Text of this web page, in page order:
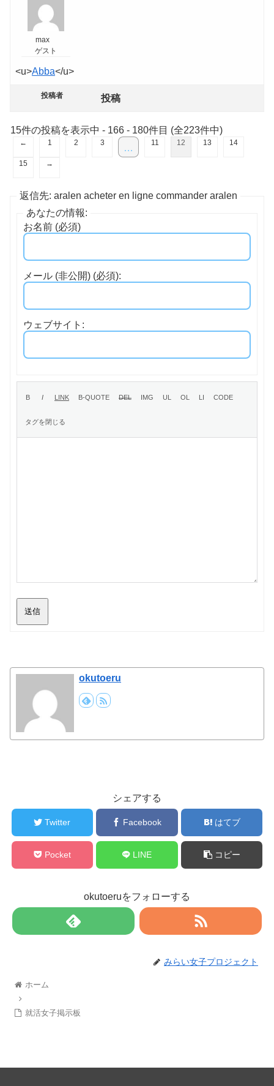
max
ゲスト
<u>Abba</u>
投稿者 投稿
15件の投稿を表示中 - 166 - 180件目 (全223件中)
← 1 2 3 … 11 12 13 14
15 →
返信先: aralen acheter en ligne commander aralen
あなたの情報:
お名前 (必須)
メール (非公開) (必須):
ウェブサイト:
送信
okutoeru
シェアする
Twitter Facebook はてブ
Pocket LINE コピー
okutoeruをフォローする
みらい女子プロジェクト
ホーム
就活女子掲示板